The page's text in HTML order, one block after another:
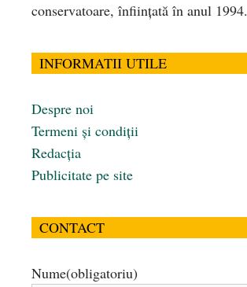
conservatoare, înfiinţată în anul 1994.
INFORMATII UTILE
Despre noi
Termeni și condiții
Redacția
Publicitate pe site
CONTACT
Nume(obligatoriu)